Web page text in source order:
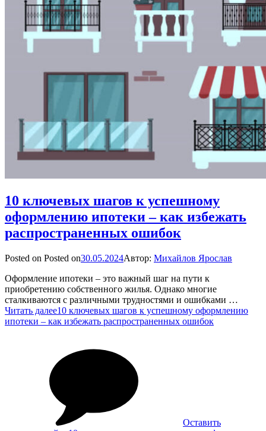
10 ключевых шагов к успешному
оформлению ипотеки – как избежать
распространенных ошибок
Posted on Posted on30.05.2024Автор: Михайлов Ярослав
Оформление ипотеки – это важный шаг на пути к
приобретению собственного жилья. Однако многие
сталкиваются с различными трудностями и ошибками …
Читать далее10 ключевых шагов к успешному оформлению
ипотеки – как избежать распространенных ошибок
Оставить